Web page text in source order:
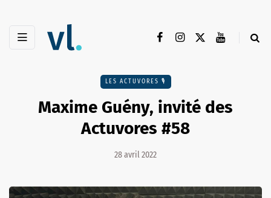
LES ACTUVORES 🎙
Maxime Guény, invité des
Actuvores #58
28 avril 2022